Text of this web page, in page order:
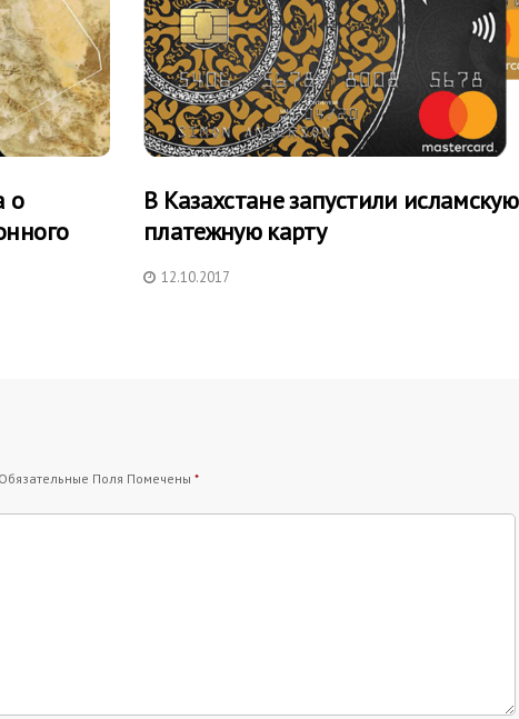
о
В Казахстане запустили исламскую
платежную карту
12.10.2017
Обязательные Поля Помечены *